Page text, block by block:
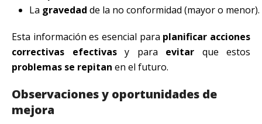
La gravedad de la no conformidad (mayor o menor).
Esta información es esencial para planificar acciones
correctivas efectivasy para evitar que estos
problemas se repitan en el futuro.
Observaciones y oportunidades de
mejora